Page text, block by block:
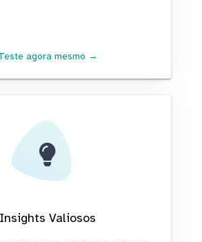
agora mesmo →
Insights Valiosos